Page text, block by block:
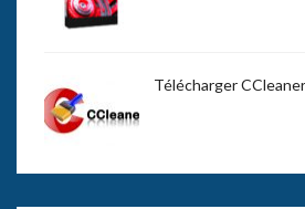
Télécharger